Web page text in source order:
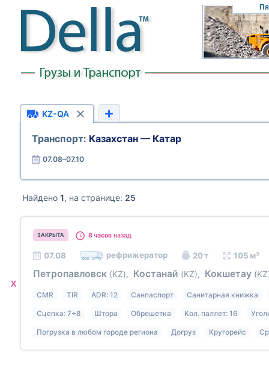
KZ-QA
Транспорт: Казахстан — Катар
07.08–07.10
Найдено 1, на странице: 25
X
ЗАКРЫТА 8 часов назад
07.08 рефрижератор 20 т 105 м³
Петропавловск (KZ), Костанай (KZ), Кокшетау
CMR TIR ADR: 12 Санпаспорт Санитарная книжка
Сцепка: 7+8 Штора Обрешетка Кол. паллет: 16
Погрузка в любом городе региона Догруз Кругорейс